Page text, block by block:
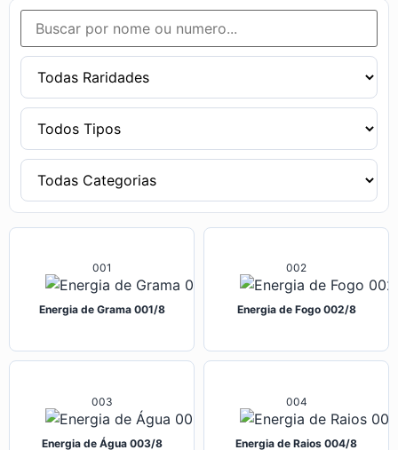
001
Energia de Grama 001/8
002
Energia de Fogo 002/8
003
Energia de Água 003/8
004
Energia de Raios 004/8